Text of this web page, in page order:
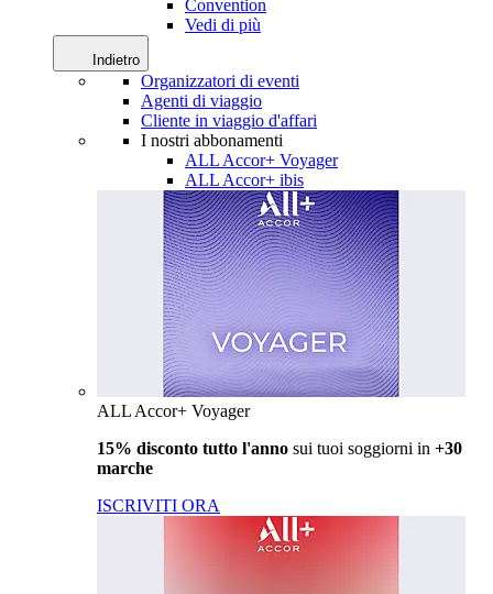
Convention
Vedi di più
Indietro
Organizzatori di eventi
Agenti di viaggio
Cliente in viaggio d'affari
I nostri abbonamenti
ALL Accor+ Voyager
ALL Accor+ ibis
ALL Accor+ Voyager
15% disconto tutto l'anno sui tuoi soggiorni in +30
marche
ISCRIVITI ORA